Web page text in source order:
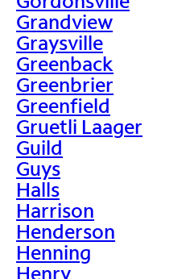
Grandview
Graysville
Greenback
Greenbrier
Greenfield
Gruetli Laager
Guild
Guys
Halls
Harrison
Henderson
Henning
Henry